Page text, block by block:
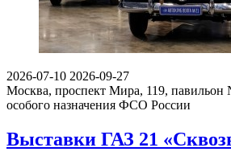
2026-07-10 2026-09-27
Москва, проспект Мира, 119, павильон
особого назначения ФСО России
Выставки ГАЗ 21